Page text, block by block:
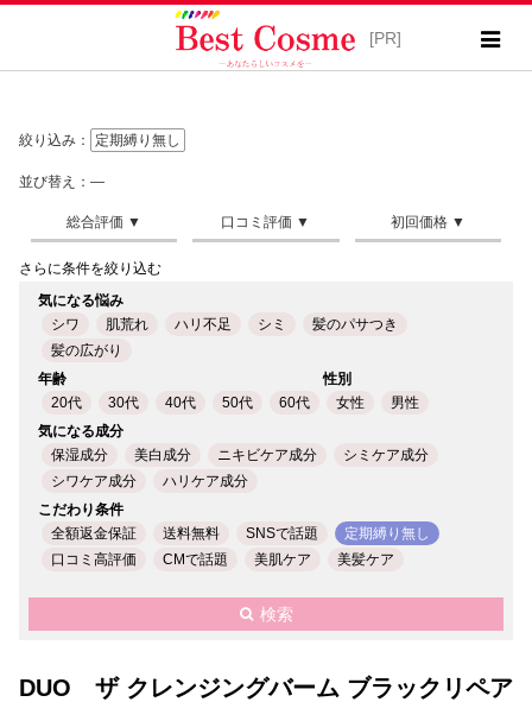
絞り込み： 定期縛り無し
並び替え：―
さらに条件を絞り込む
気になる悩み
シワ
肌荒れ ハリ不足 シミ
髪のパサつき
髪の広がり
年齢
20代
30代 40代 50代 60代
性別
女性
男性
気になる成分
保湿成分
美白成分 ニキビケア成分
シミケア成分
シワケア成分
ハリケア成分
こだわり条件
全額返金保証
送料無料 SNSで話題
定期縛り無し
口コミ高評価
CMで話題 美肌ケア 美髪ケア
検索
DUO ザ クレンジングバーム ブラックリペア